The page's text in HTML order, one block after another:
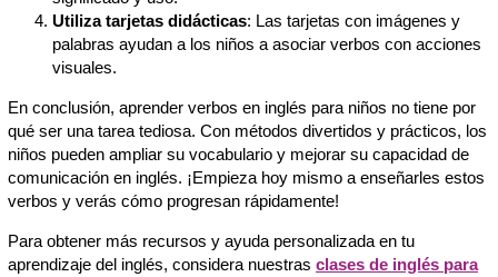
Utiliza tarjetas didácticas: Las tarjetas con imágenes y
palabras ayudan a los niños a asociar verbos con acciones
visuales.
En conclusión, aprender verbos en inglés para niños no tiene por
qué ser una tarea tediosa. Con métodos divertidos y prácticos, los
niños pueden ampliar su vocabulario y mejorar su capacidad de
comunicación en inglés. ¡Empieza hoy mismo a enseñarles estos
verbos y verás cómo progresan rápidamente!
Para obtener más recursos y ayuda personalizada en tu
aprendizaje del inglés, considera nuestras clases de inglés para